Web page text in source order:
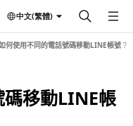
中文(繁體)
何使用不同的電話號碼移動LINE帳號？
移動LINE帳